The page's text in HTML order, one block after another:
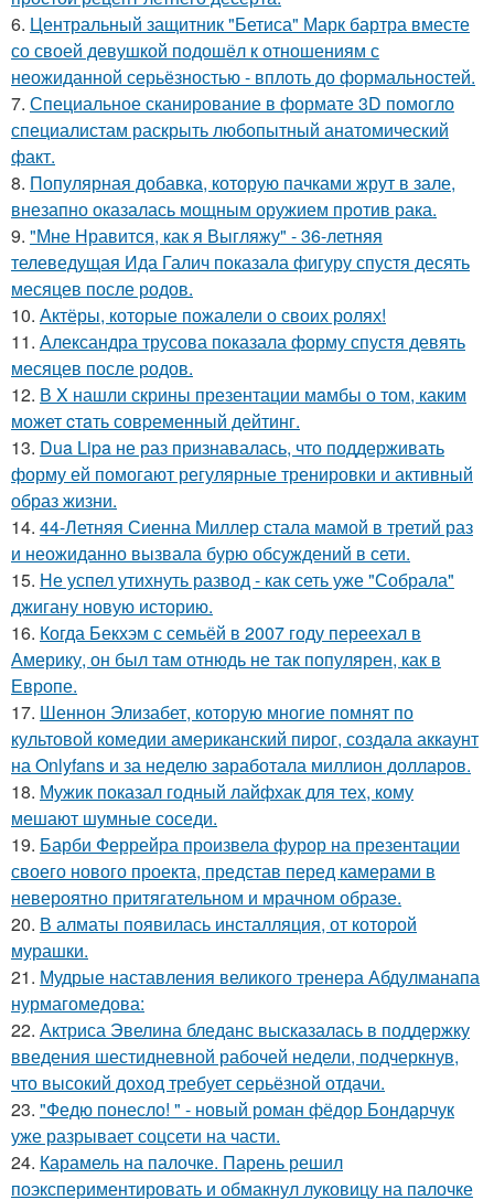
6. Центральный защитник "Бетиса" Марк бартра вместе
со своей девушкой подошёл к отношениям с
неожиданной серьёзностью - вплоть до формальностей.
7. Специальное сканирование в формате 3D помогло
специалистам раскрыть любопытный анатомический
факт.
8. Популярная добавка, которую пачками жрут в зале,
внезапно оказалась мощным оружием против рака.
9. "Мне Нравится, как я Выгляжу" - 36-летняя
телеведущая Ида Галич показала фигуру спустя десять
месяцев после родов.
10. Актёры, которые пожалели о своих ролях!
11. Александра трусова показала форму спустя девять
месяцев после родов.
12. В X нашли скрины презентации мaмбы о том, каким
может cтaть совpеменный дейтинг.
13. Dua Lipa не раз признавалась, что поддерживать
форму ей помогают регулярные тренировки и активный
образ жизни.
14. 44-Летняя Сиенна Миллер стала мамой в третий раз
и неожиданно вызвала бурю обсуждений в сети.
15. Не успел утихнуть развод - как сеть уже "Собрала"
джигану новую историю.
16. Когда Бекхэм с семьёй в 2007 году переехал в
Америку, он был там отнюдь не так популярен, как в
Европе.
17. Шеннон Элизабет, которую многие помнят по
культовой комедии американский пирог, создала аккаунт
на Onlyfans и за неделю заработала миллион долларов.
18. Мужик показал годный лайфхак для тех, кому
мешают шумные соседи.
19. Барби Феррейра произвела фурор на презентации
своего нового проекта, представ перед камерами в
невероятно притягательном и мрачном образе.
20. В алматы появилась инсталляция, от которой
мурашки.
21. Мудрые наставления великого тренера Абдулманапа
нурмагомедова:
22. Актриса Эвелина бледанс высказалась в поддержку
введения шестидневной рабочей недели, подчеркнув,
что высокий доход требует серьёзной отдачи.
23. "Федю понесло! " - новый роман фёдор Бондарчук
уже разрывает соцсети на части.
24. Карамель на палочке. Парень решил
поэкспериментировать и обмакнул луковицу на палочке